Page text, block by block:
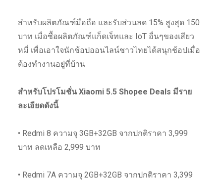
สำหรับผลิตภัณฑ์มือถือ และรับส่วนลด 15% สูงสุด 150
บาท เมื่อซื้อผลิตภัณฑ์แก็ดเจ็ทและ IoT อื่นๆของเสียว
หมี่ เพื่อเอาใจนักช้อปออนไลน์ชาวไทยได้สนุกช้อปเมื่อ
ต้องทำงานอยู่ที่บ้าน
สำหรับโปรโมชั่น Xiaomi 5.5 Shopee Deals มีราย
ละเอียดดังนี้
• Redmi 8 ความจุ 3GB+32GB จากปกติราคา 3,999
บาท ลดเหลือ 2,999 บาท
• Redmi 7A ความจุ 2GB+32GB จากปกติราคา 3,399